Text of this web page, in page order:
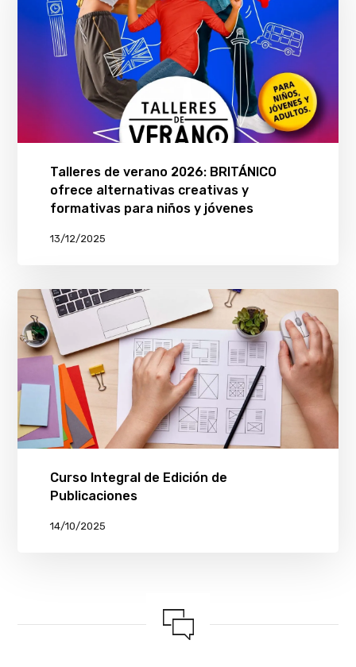
Talleres de verano 2026: BRITÁNICO
ofrece alternativas creativas y
formativas para niños y jóvenes
13/12/2025
Curso Integral de Edición de
Publicaciones
14/10/2025